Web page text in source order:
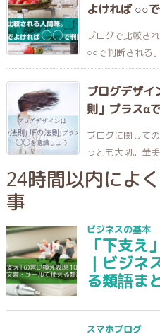
よければ ○○
ブログで比較さ
○○で判断される
ブログデザイ
則」プラスα
ブログに関して
っとも大切。華
24時間以内によ
事